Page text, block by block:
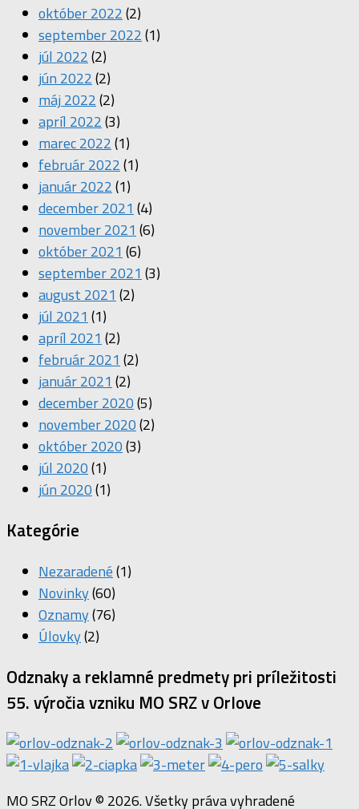
október 2022(2)
september 2022(1)
júl 2022(2)
jún 2022(2)
máj 2022(2)
apríl 2022(3)
marec 2022(1)
február 2022(1)
január 2022(1)
december 2021 (4)
november 2021 (6)
október 2021 (6)
september 2021 (3)
august 2021 (2)
júl 2021 (1)
apríl 2021 (2)
február 2021 (2)
január 2021 (2)
december 2020(5)
november 2020(2)
október 2020(3)
júl 2020(1)
jún 2020(1)
Kategórie
Nezaradené(1)
Novinky(60)
Oznamy(76)
Úlovky(2)
Odznaky a reklamné predmety pri príležitosti
55. výročia vzniku MO SRZ v Orlove
MO SRZ Orlov © 2026. Všetky práva vyhradené